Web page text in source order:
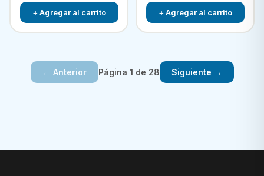
+ Agregar al carrito + Agregar al carrito
← Anterior Página 1 de 28 Siguiente →